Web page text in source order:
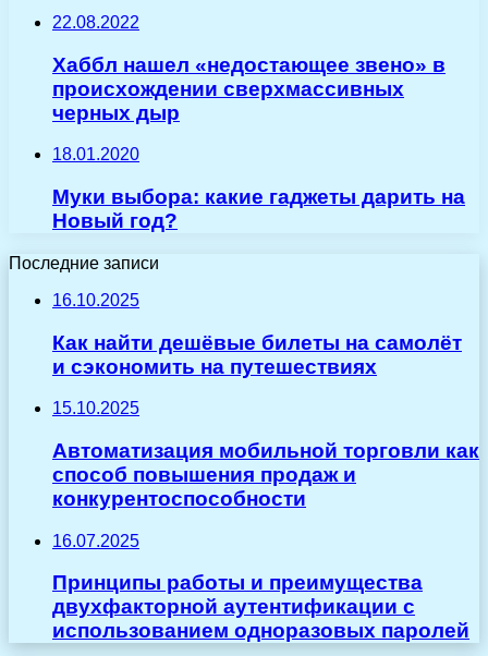
22.08.2022
Хаббл нашел «недостающее звено» в
происхождении сверхмассивных
черных дыр
18.01.2020
Муки выбора: какие гаджеты дарить на
Новый год?
Последние записи
16.10.2025
Как найти дешёвые билеты на самолёт
и сэкономить на путешествиях
15.10.2025
Автоматизация мобильной торговли как
способ повышения продаж и
конкурентоспособности
16.07.2025
Принципы работы и преимущества
двухфакторной аутентификации с
использованием одноразовых паролей